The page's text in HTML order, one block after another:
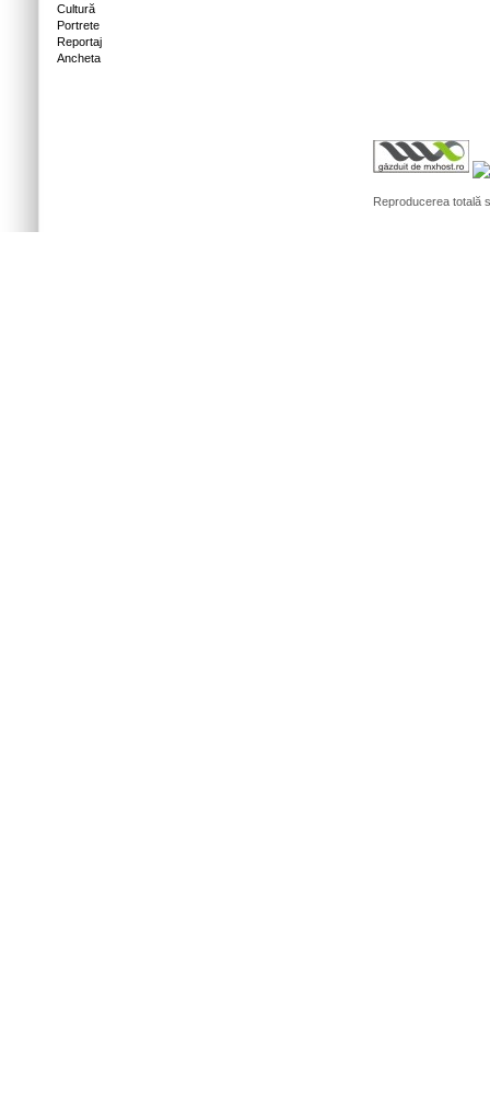
Cultură
Portrete
Reportaj
Ancheta
Reproducerea totală